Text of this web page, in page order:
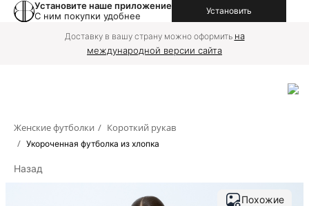
Установите наше приложение
С ним покупки удобнее
Установить
Доставку в вашу страну можно оформить на
международной версии сайта
Женские футболки / Короткий рукав
/ Укороченная футболка из хлопка
Назад
Похожие